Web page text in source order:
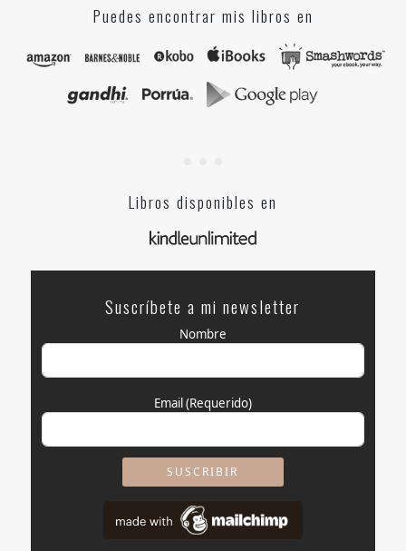
Puedes encontrar mis libros en
Libros disponibles en
Suscríbete a mi newsletter
Nombre
Email(Requerido)